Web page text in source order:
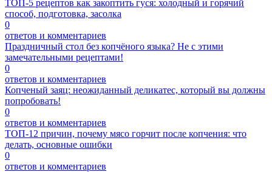
ТОП-5 рецептов как закоптить гуся: холодный и горячий
способ, подготовка, засолка
0
ответов и комментариев
Праздничный стол без копчёного языка? Не с этими
замечательными рецептами!
0
ответов и комментариев
Копченый заяц: неожиданный деликатес, который вы должны
попробовать!
0
ответов и комментариев
ТОП-12 причин, почему мясо горчит после копчения: что
делать, основные ошибки
0
ответов и комментариев